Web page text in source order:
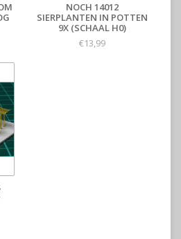
NOCH 14012
SIERPLANTEN IN POTTEN
9X (SCHAAL H0)
€13,99